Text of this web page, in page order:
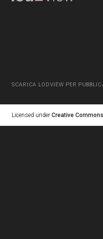
SCARICA LODVIEW PER
Licensed under Creative